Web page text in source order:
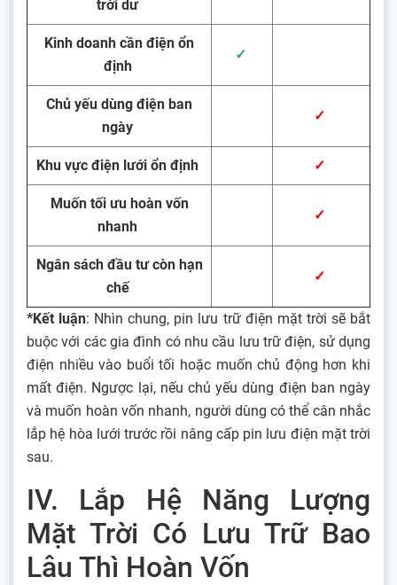
trời dư
Kinh doanh cần điện ổn
định
✓
Chủ yếu dùng điện ban
ngày
✓
Khu vực điện lưới ổn định ✓
Muốn tối ưu hoàn vốn
nhanh
✓
Ngân sách đầu tư còn hạn
chế
✓
*Kết luận: Nhìn chung, pin lưu trữ điện mặt trời sẽ bắt
buộc với các gia đình có nhu cầu lưu trữ điện, sử dụng
điện nhiều vào buổi tối hoặc muốn chủ động hơn khi
mất điện. Ngược lại, nếu chủ yếu dùng điện ban ngày
và muốn hoàn vốn nhanh, người dùng có thể cân nhắc
lắp hệ hòa lưới trước rồi nâng cấp pin lưu điện mặt trời
sau.
IV. Lắp Hệ Năng Lượng
Mặt Trời Có Lưu Trữ Bao
Lâu Thì Hoàn Vốn